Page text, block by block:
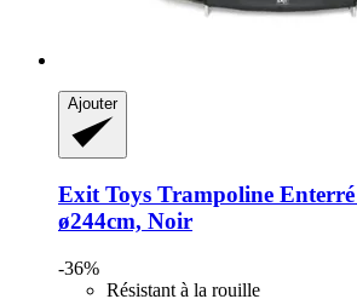
Ajouter
Exit Toys Trampoline
ø244cm, Noir
-36%
Résistant à la rouille